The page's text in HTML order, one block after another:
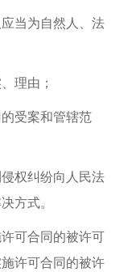
当为自然人、法
理由；
受案和管辖范
权纠纷向人民法
方式。
可合同的被许可
许可合同的被许